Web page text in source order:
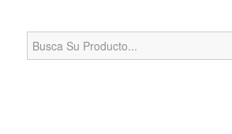
Search
for: